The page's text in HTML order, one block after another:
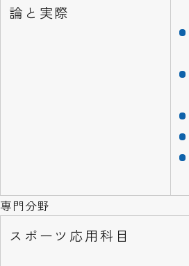
論と実際
専門分野
スポーツ応用科目